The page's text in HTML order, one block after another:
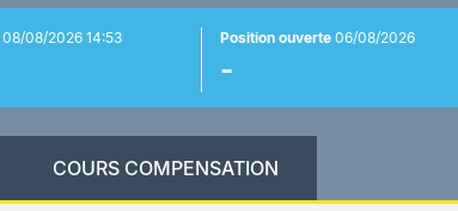
08/08/2026 14:53 Position ouverte06/08/2026
-
COURS COMPENSATION